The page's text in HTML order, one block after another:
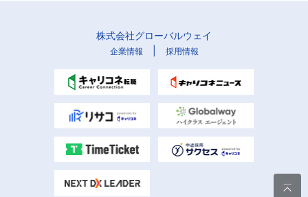
株式会社グローバルウェイ
企業情報 採用情報
